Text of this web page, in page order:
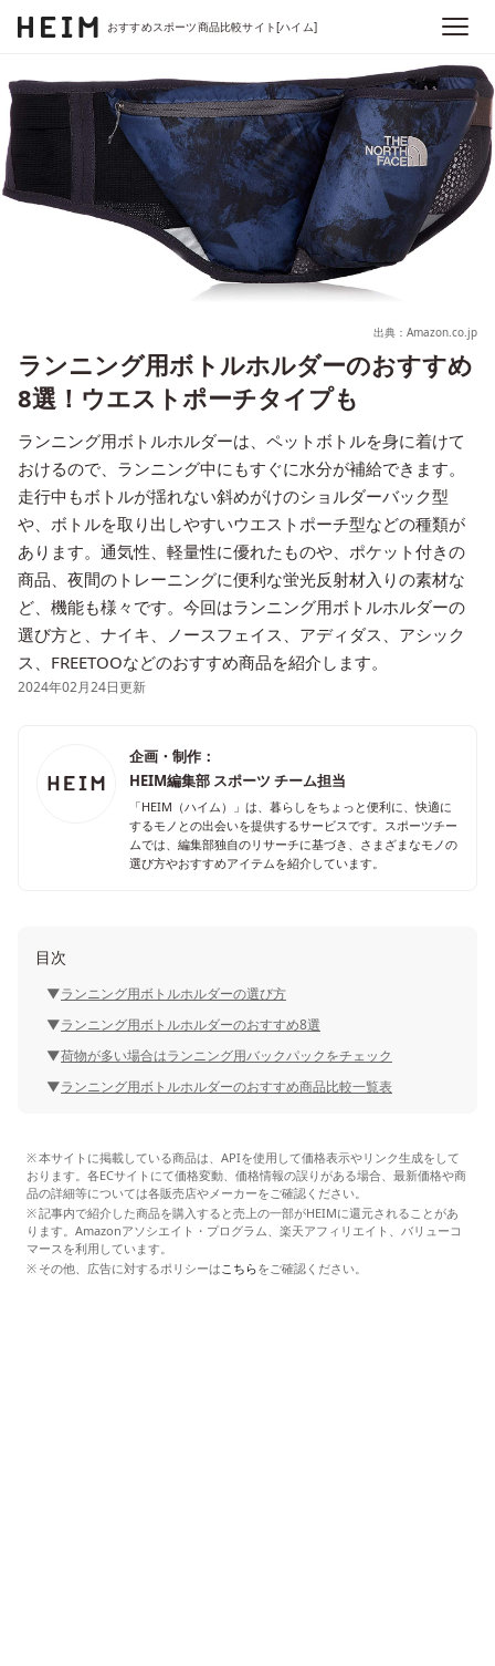
おすすめスポーツ商品比較サイト[ハイム]
出典：Amazon.co.jp
ランニング用ボトルホルダーのおすすめ
8選！ウエストポーチタイプも
ランニング用ボトルホルダーは、ペットボトルを身に着けて
おけるので、ランニング中にもすぐに水分が補給できます。
走行中もボトルが揺れない斜めがけのショルダーバック型
や、ボトルを取り出しやすいウエストポーチ型などの種類が
あります。通気性、軽量性に優れたものや、ポケット付きの
商品、夜間のトレーニングに便利な蛍光反射材入りの素材な
ど、機能も様々です。今回はランニング用ボトルホルダーの
選び方と、ナイキ、ノースフェイス、アディダス、アシック
ス、FREETOOなどのおすすめ商品を紹介します。
2024年02月24日更新
企画・制作：
HEIM編集部 スポーツ チーム担当
「HEIM（ハイム）」は、暮らしをちょっと便利に、快適に
するモノとの出会いを提供するサービスです。スポーツチー
ムでは、編集部独自のリサーチに基づき、さまざまなモノの
選び方やおすすめアイテムを紹介しています。
目次
ランニング用ボトルホルダーの選び方
ランニング用ボトルホルダーのおすすめ8選
荷物が多い場合はランニング用バックパックをチェック
ランニング用ボトルホルダーのおすすめ商品比較一覧表
本サイトに掲載している商品は、APIを使用して価格表示やリンク生成をして
おります。各ECサイトにて価格変動、価格情報の誤りがある場合、最新価格や商
品の詳細等については各販売店やメーカーをご確認ください。
記事内で紹介した商品を購入すると売上の一部がHEIMに還元されることがあ
ります。Amazonアソシエイト・プログラム、楽天アフィリエイト、バリューコ
マースを利用しています。
その他、広告に対するポリシーはこちらをご確認ください。